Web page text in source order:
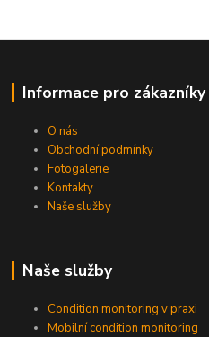
Informace pro zákazníky
O nás
Obchodní podmínky
Fotogalerie
Kontakty
Naše služby
Naše služby
Condition monitoring v praxi
Mobilní condition monitoring